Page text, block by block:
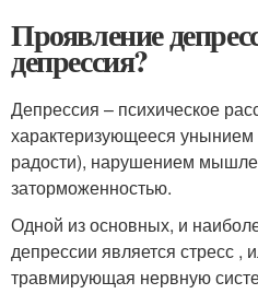
Проявление
депрессия?
Депрессия – психическое
характеризующееся унынием
радости), нарушением
заторможенностью.
Одной из основных, и
депрессии является стресс ,
травмирующая нервную